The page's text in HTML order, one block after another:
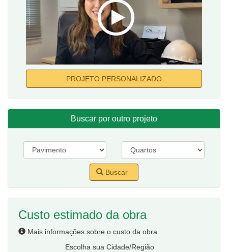
PROJETO PERSONALIZADO
Buscar por outro projeto
Buscar
Custo estimado da obra
Mais informações sobre o custo da obra
Escolha sua Cidade/Região